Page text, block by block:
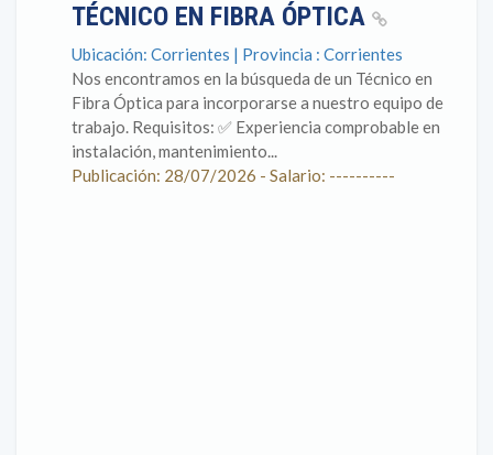
TÉCNICO EN FIBRA ÓPTICA
Ubicación: Corrientes | Provincia : Corrientes
Nos encontramos en la búsqueda de un Técnico en
Fibra Óptica para incorporarse a nuestro equipo de
trabajo. Requisitos: ✅ Experiencia comprobable en
instalación, mantenimiento...
Publicación: 28/07/2026 - Salario: ----------